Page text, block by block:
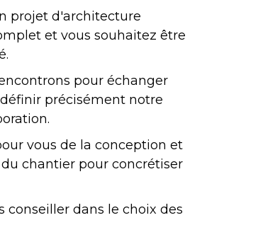
projet d'architecture
et vous souhaitez être
pour échanger
précisément notre
vous de la conception et
chantier pour concrétiser
conseiller dans le choix des